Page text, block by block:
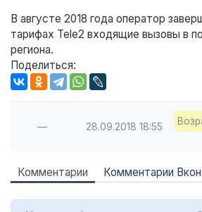
В августе 2018 года оператор
тарифах Tele2 входящие вызовы в
региона.
Поделиться:
— 28.09.2018 18:55
Комментарии Комментарии